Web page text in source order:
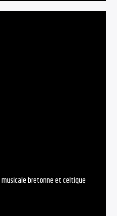
musicale bretonne et celtique